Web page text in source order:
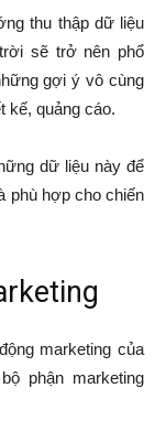
thu thập dữ liệu
sẽ trở nên phổ
gợi ý vô cùng
kế, quảng cáo.
dữ liệu này để
phù hợp cho chiến
marketing của
phận marketing